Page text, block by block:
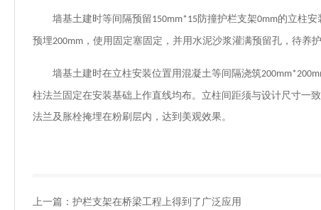
墙基土建时等间隔预留150mm*15防撞护栏支架0mm的立柱安
预埋200mm ，使用固定塞固定，并用水泥沙浆灌满预留孔，待养
墙基土建时在立柱安装位置用混凝土等间隔浇筑
柱法兰固定在安装基础上作直线均布。立柱间距须与设计尺寸一
法兰及胀栓掩埋在粉刷层内，达到美观效果。
上一篇： 护栏支架在桥梁工程上得到了广泛应用